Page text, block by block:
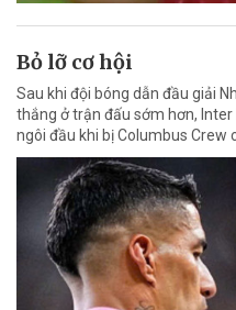
Bỏ lỡ cơ hội
Sau khi đội bóng dẫn đầu giải
thắng ở trận đấu sớm hơn,
ngôi đầu khi bị Columbus Crew